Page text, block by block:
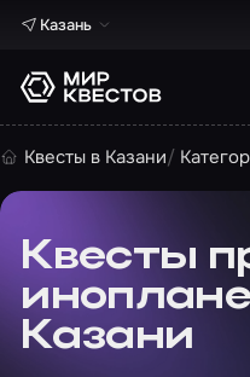
Казань
Квесты в Казани
Квесты
Казани